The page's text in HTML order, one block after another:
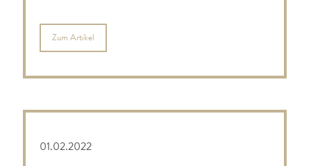
Zum Artikel
01.02.2022